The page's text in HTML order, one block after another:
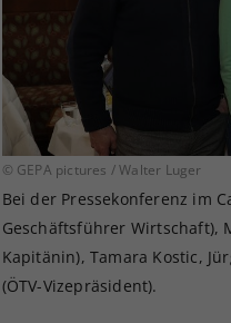
© GEPA pictures / Walter Luger
Bei der Pressekonferenz im
Geschäftsführer Wirtschaft),
Kapitänin), Tamara Kostic,
(ÖTV-Vizepräsident).